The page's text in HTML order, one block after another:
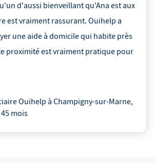
d'aussi bienveillant qu'Ana est aux
est vraiment rassurant. Ouihelp a
une aide à domicile qui habite près
proximité est vraiment pratique pour
Ouihelp à Champigny-sur-Marne,
45 mois